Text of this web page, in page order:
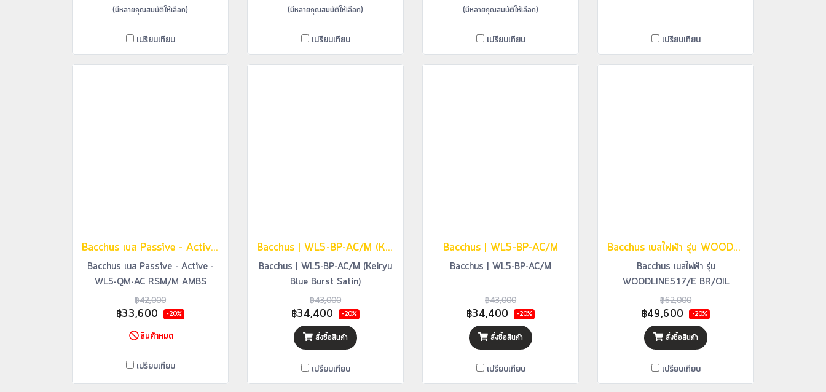
(มีหลายคุณสมบัติให้เลือก)
เปรียบเทียบ
(มีหลายคุณสมบัติให้เลือก)
เปรียบเทียบ
(มีหลายคุณสมบัติให้เลือก)
เปรียบเทียบ เปรียบเทียบ
Bacchus เบส Passive - Active - WL5-QM-AC RSM/M AMBS
Bacchus เบส Passive - Active -
WL5-QM-AC RSM/M AMBS
฿42,000
฿33,600 -20%
สินค้าหมด
เปรียบเทียบ
Bacchus | WL5-BP-AC/M (Keiryu Blue Burst Satin)
Bacchus | WL5-BP-AC/M (Keiryu
Blue Burst Satin)
฿43,000
฿34,400 -20%
สั่งซื้อสินค้า
เปรียบเทียบ
Bacchus | WL5-BP-AC/M
Bacchus | WL5-BP-AC/M
฿43,000
฿34,400 -20%
สั่งซื้อสินค้า
เปรียบเทียบ
Bacchus เบสไฟฟ้า รุ่น WOODLINE517/E BR/OIL
Bacchus เบสไฟฟ้า รุ่น
WOODLINE517/E BR/OIL
฿62,000
฿49,600 -20%
สั่งซื้อสินค้า
เปรียบเทียบ